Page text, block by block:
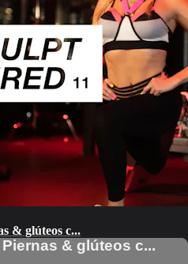
& glúteos c...
& glúteos c...